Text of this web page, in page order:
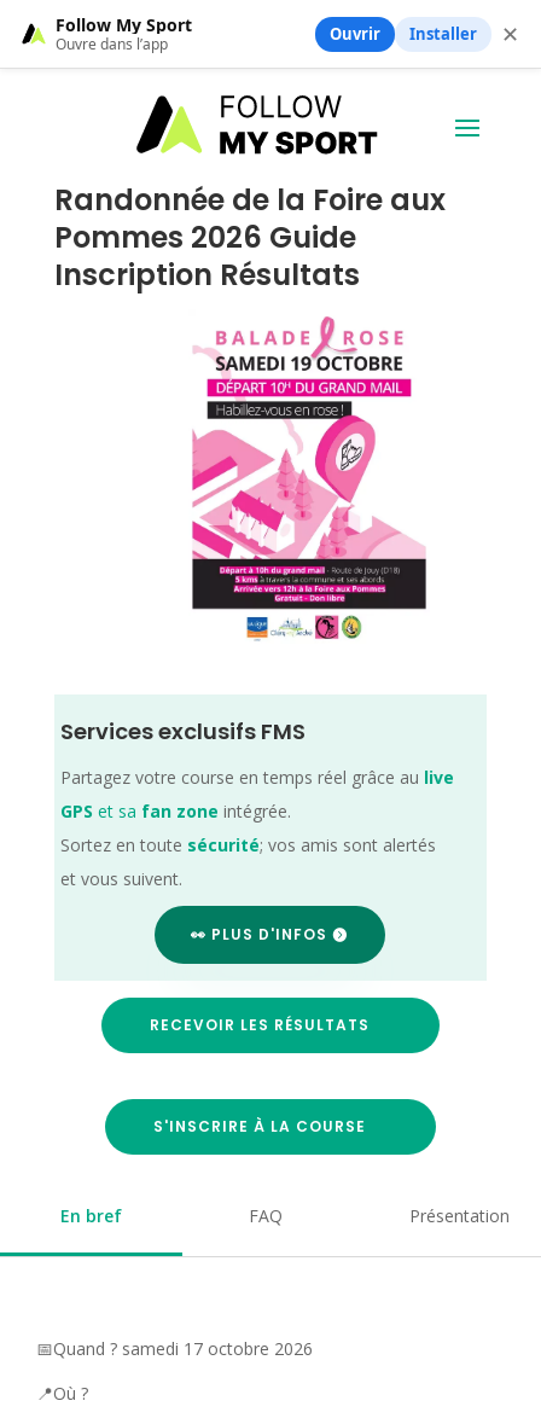
Randonnée de la Foire aux
Pommes 2026 Guide
Inscription Résultats
Services exclusifs FMS
Partagez votre course en temps réel grâce au live
GPS et sa fan zone intégrée.
Sortez en toute sécurité; vos amis sont alertés
et vous suivent.
👀 PLUS D'INFOS
RECEVOIR LES RÉSULTATS
S'INSCRIRE À LA COURSE
En bref FAQ Présentation
📅Quand ? samedi 17 octobre 2026
📍Où ?
Follow My Sport
Ouvre dans l’app Ouvrir Installer ✕